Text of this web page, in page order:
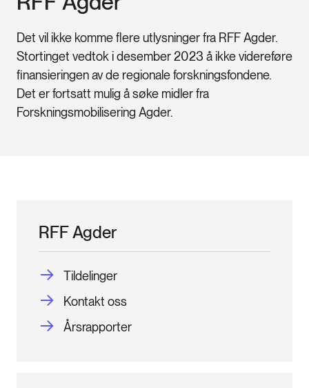
Det vil ikke komme flere utlysninger fra RFF Agder.
Stortinget vedtok i desember 2023 å ikke videreføre
finansieringen av de regionale forskningsfondene.
Det er fortsatt mulig å søke midler fra
Forskningsmobilisering Agder.
RFF Agder
Tildelinger
Kontakt oss
Årsrapporter